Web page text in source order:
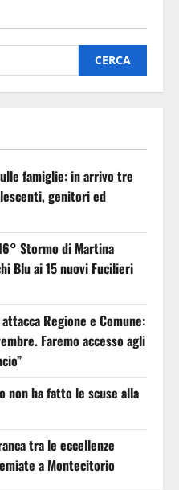
famiglie: in arrivo tre
genitori ed
Stormo di Martina
Blu ai 15 nuovi Fucilieri
Regione e Comune:
Faremo accesso agli
non ha fatto le scuse alla
tra le eccellenze
a Montecitorio